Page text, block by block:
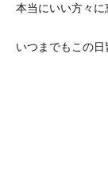
本当にいい方々
いつまでもこの